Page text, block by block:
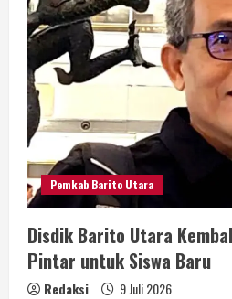
Pemkab Barito Utara
Disdik Barito Utara
Pintar untuk Siswa Baru
Redaksi 9 Juli 2026